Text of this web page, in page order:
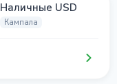
Наличные USD
Кампала